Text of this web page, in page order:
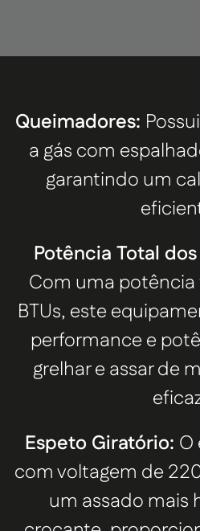
Queimadores:
a gás com
garantindo um
Potência Total
Com uma
BTUs, este
performance e
grelhar e assar de
Espeto Giratório: O
com voltagem de
um assado mais